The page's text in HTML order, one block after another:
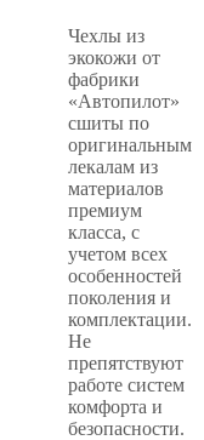
Чехлы из
экокожи от
фабрики
«Автопилот»
сшиты по
оригинальным
лекалам из
материалов
премиум
класса, с
учетом всех
особенностей
поколения и
комплектации.
Не
препятствуют
работе систем
комфорта и
безопасности.